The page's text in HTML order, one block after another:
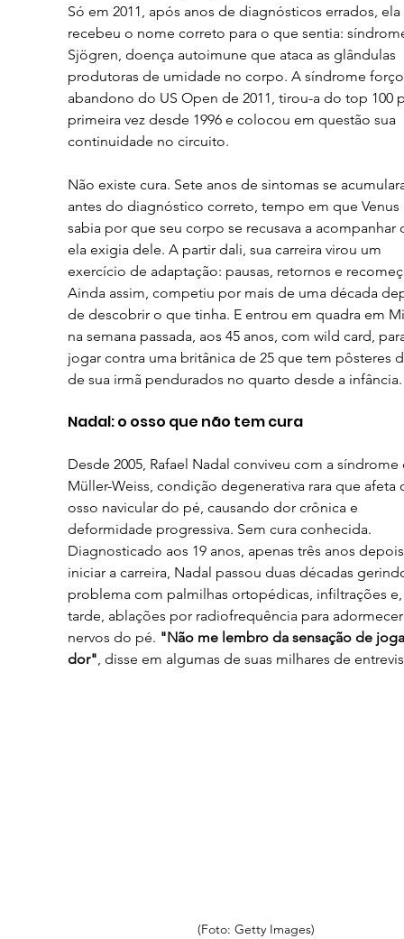
Só em 2011, após anos de diagnósticos errados, ela
recebeu o nome correto para o que sentia:
Sjögren, doença autoimune que ataca as glândulas
produtoras de umidade no corpo. A síndrome
abandono do US Open de 2011, tirou-a do top 100
primeira vez desde 1996 e colocou em questão sua
continuidade no circuito.
Não existe cura. Sete anos de sintomas se
antes do diagnóstico correto, tempo em que
sabia por que seu corpo se recusava a
ela exigia dele. A partir dali, sua carreira virou um
exercício de adaptação: pausas, retornos e
Ainda assim, competiu por mais de uma década
de descobrir o que tinha. E entrou em quadra em
na semana passada, aos 45 anos, com wild card,
jogar contra uma britânica de 25 que tem pôsteres
de sua irmã pendurados no quarto desde a infância.
Nadal: o osso que não tem cura
Desde 2005, Rafael Nadal conviveu com a
Müller-Weiss, condição degenerativa rara que afeta
osso navicular do pé, causando dor crônica e
deformidade progressiva. Sem cura conhecida.
Diagnosticado aos 19 anos, apenas três anos
iniciar a carreira, Nadal passou duas décadas
problema com palmilhas ortopédicas, infiltrações
tarde, ablações por radiofrequência para
nervos do pé. "Não me lembro da sensação de
dor" , disse em algumas de suas milhares de
(Foto: Getty Images)